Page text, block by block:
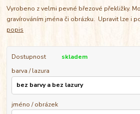
Vyrobeno z velmi pevné březové překližky.
gravírováním jména či obrázku. Upravit lze i
popis
Dostupnost
skladem
barva / lazura
jméno / obrázek